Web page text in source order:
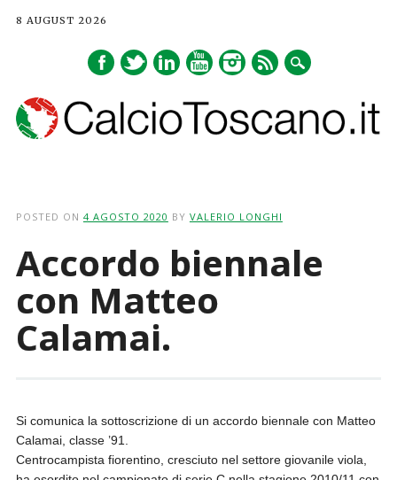
8 AUGUST 2026
POSTED ON 4 AGOSTO 2020 BY VALERIO LONGHI
Accordo biennale
con Matteo
Calamai.
Si comunica la sottoscrizione di un accordo biennale con Matteo
Calamai, classe ’91.
Centrocampista fiorentino, cresciuto nel settore giovanile viola,